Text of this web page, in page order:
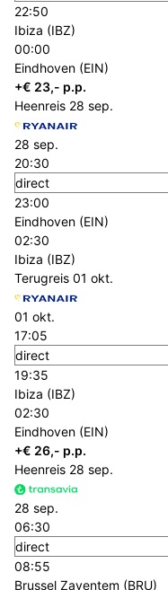
22:50
Ibiza (IBZ)
00:00
Eindhoven (EIN)
+€ 23,- p.p.
Heenreis 28 sep.
28 sep.
20:30
direct
23:00
Eindhoven (EIN)
02:30
Ibiza (IBZ)
Terugreis 01 okt.
01 okt.
17:05
direct
19:35
Ibiza (IBZ)
02:30
Eindhoven (EIN)
+€ 26,- p.p.
Heenreis 28 sep.
28 sep.
06:30
direct
08:55
Brussel Zaventem (BRU)